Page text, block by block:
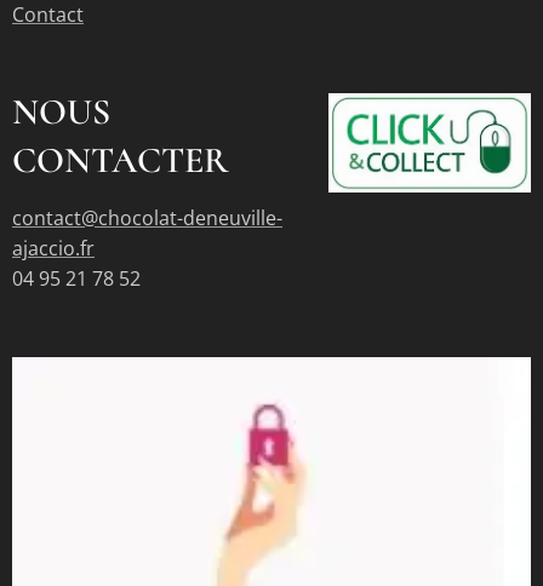
Contact
NOUS
CONTACTER
contact@chocolat-deneuville-
ajaccio.fr
04 95 21 78 52